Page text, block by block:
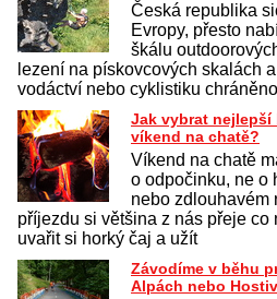
Česká republika
Evropy, přesto
škálu
lezení na pískovcových skalách
vodáctví nebo cyklistiku
Jak vybrat
víkend na chatě?
Víkend na chatě
o odpočinku, ne o
nebo zdlouhavém
příjezdu si většina z nás přeje co
uvařit si horký čaj a užít
Závodíme v běhu
Alpách nebo